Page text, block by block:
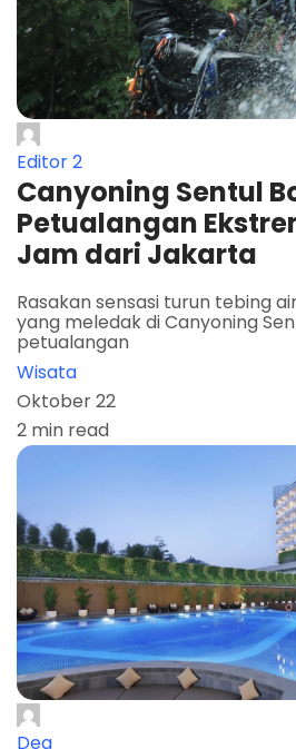
Editor 2
Canyoning Sentul
Petualangan
Jam dari Jakarta
Rasakan sensasi turun tebing
yang meledak di Canyoning
petualangan
Wisata
Oktober 22
2 min read
Dea